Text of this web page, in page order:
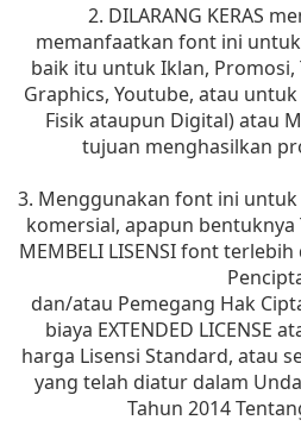
2. DILARANG KERAS
memanfaatkan font ini
baik itu untuk Iklan, Promosi,
Graphics, Youtube, atau
Fisik ataupun Digital) atau
tujuan menghasilkan
3. Menggunakan font ini
komersial, apapun bentuknya
MEMBELI LISENSI font
dan/atau Pemegang Hak
biaya EXTENDED LICENSE
harga Lisensi Standard, atau
yang telah diatur dalam
Tahun 2014